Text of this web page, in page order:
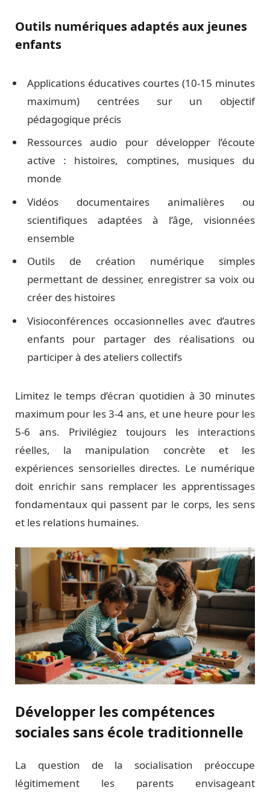
Outils numériques adaptés aux jeunes
enfants
Applications éducatives courtes (10-15 minutes
maximum) centrées sur un objectif
pédagogique précis
Ressources audio pour développer l’écoute
active : histoires, comptines, musiques du
monde
Vidéos documentaires animalières ou
scientifiques adaptées à l’âge, visionnées
ensemble
Outils de création numérique simples
permettant de dessiner, enregistrer sa voix ou
créer des histoires
Visioconférences occasionnelles avec d’autres
enfants pour partager des réalisations ou
participer à des ateliers collectifs
Limitez le temps d’écran quotidien à 30 minutes
maximum pour les 3-4 ans, et une heure pour les
5-6 ans. Privilégiez toujours les interactions
réelles, la manipulation concrète et les
expériences sensorielles directes. Le numérique
doit enrichir sans remplacer les apprentissages
fondamentaux qui passent par le corps, les sens
et les relations humaines.
Développer les compétences
sociales sans école traditionnelle
La question de la socialisation préoccupe
légitimement les parents envisageant